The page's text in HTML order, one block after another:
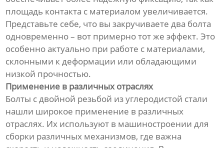
площадь контакта с материалом увеличивается.
Представьте себе, что вы закручиваете два болта
одновременно – вот примерно тот же эффект. Это
особенно актуально при работе с материалами,
склонными к деформации или обладающими
низкой прочностью.
Применение в различных отраслях
Болты с двойной резьбой из углеродистой стали
нашли широкое применение в различных
отраслях. Их используют в машиностроении для
сборки различных механизмов, где важна